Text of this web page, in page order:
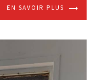
EN SAVOIR PLUS